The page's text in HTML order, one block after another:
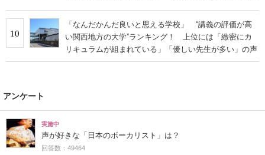
10
「なんだかんだ良いと思える学校」 “講義の評価が高
い関西地方の大学”ランキング！ 上位には「緻密にカ
リキュラムが組まれている」「優しい先生が多い」の声
アンケート
実施中
声が好きな「日本のボーカリスト」は？
回答数：49464